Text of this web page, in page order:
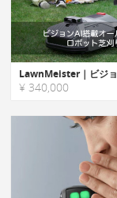
¥ 340,000